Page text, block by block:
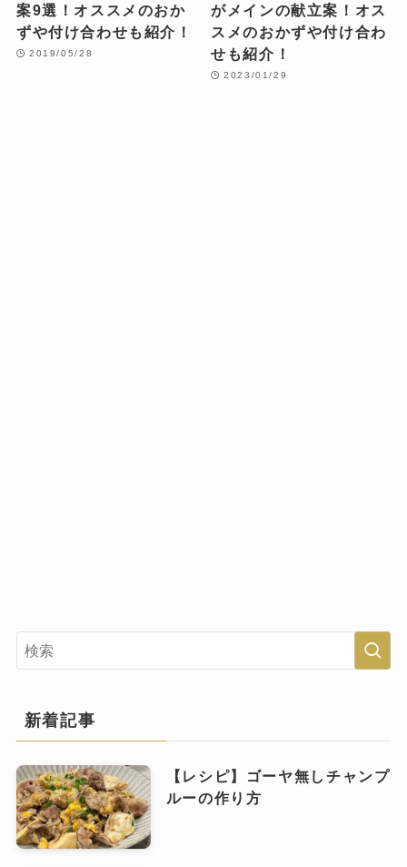
案9選！オススメのおか
ずや付け合わせも紹介！
2019/05/28
がメインの献立案！オス
スメのおかずや付け合わ
せも紹介！
2023/01/29
新着記事
【レシピ】ゴーヤ無しチャンプ
ルーの作り方